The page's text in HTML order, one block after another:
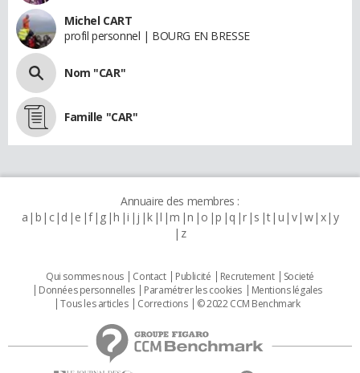
Michel CART
profil personnel | BOURG EN BRESSE
Nom "CAR"
Famille "CAR"
Annuaire des membres :
a b c d e f g h i j k l m n o p q r s t u v w x y
z
Qui sommes nous Contact Publicité Recrutement
Societé
Données personnelles
Paramétrer les cookies
Mentions légales
Tous les articles
Corrections © 2022 CCM Benchmark